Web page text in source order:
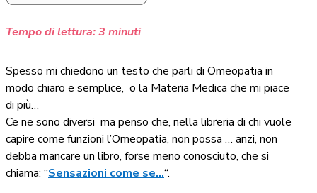
Tempo di lettura:3 minuti
Spesso mi chiedono un testo che parli di Omeopatia in
modo chiaro e semplice, o la Materia Medica che mi piace
di più…
Ce ne sono diversi ma penso che, nella libreria di chi vuole
capire come funzioni l’Omeopatia, non possa … anzi, non
debba mancare un libro, forse meno conosciuto, che si
chiama: “Sensazioni come se…“.